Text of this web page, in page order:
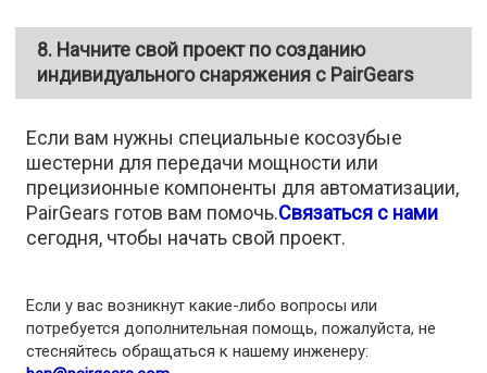
8. Начните свой проект по созданию
индивидуального снаряжения с PairGears
Если вам нужны специальные косозубые
шестерни для передачи мощности или
прецизионные компоненты для автоматизации,
PairGears готов вам помочь.Связаться с нами
сегодня, чтобы начать свой проект.
Если у вас возникнут какие-либо вопросы или
потребуется дополнительная помощь, пожалуйста, не
стесняйтесь обращаться к нашему инженеру: